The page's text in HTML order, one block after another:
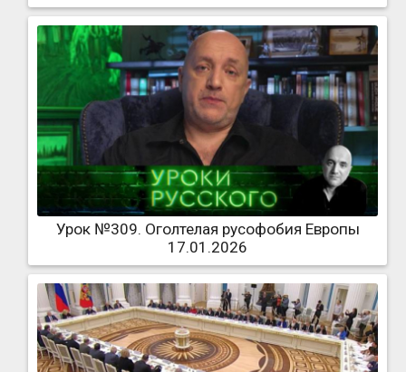
Урок №309. Оголтелая русофобия Европы
17.01.2026